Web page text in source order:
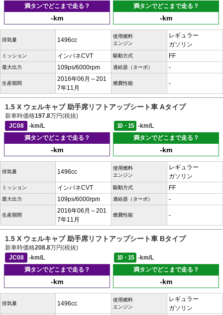
満タンでどこまで走る？
-km
満タンでどこまで走る？
-km
排気量 1496cc
使用燃料
エンジン
レギュラー
ガソリン
ミッション インパネCVT 駆動方式 FF
最大出力 109ps/6000rpm 過給器（ターボ） -
生産期間
2016年06月～201
7年11月
燃費性能 -
1.5 X ウェルキャブ 助手席リフトアップシート車 Aタイプ
新車時価格197.8万円(税抜)
JC08
-km/L 10・15
-km/L
満タンでどこまで走る？
-km
満タンでどこまで走る？
-km
排気量 1496cc
使用燃料
エンジン
レギュラー
ガソリン
ミッション インパネCVT 駆動方式 FF
最大出力 109ps/6000rpm 過給器（ターボ） -
生産期間
2016年06月～201
7年11月
燃費性能 -
1.5 X ウェルキャブ 助手席リフトアップシート車 Bタイプ
新車時価格208.8万円(税抜)
JC08
-km/L 10・15
-km/L
満タンでどこまで走る？
-km
満タンでどこまで走る？
-km
排気量 1496cc
使用燃料
エンジン
レギュラー
ガソリン